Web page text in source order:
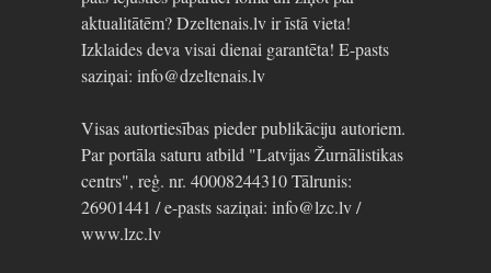
aktualitātēm? Dzeltenais.lv ir īstā vieta!
Izklaides deva visai dienai garantēta! E-pasts
saziņai: info@dzeltenais.lv
Visas autortiesības pieder publikāciju autoriem.
Par portāla saturu atbild "Latvijas Žurnālistikas
centrs", reģ. nr. 40008244310 Tālrunis:
26901441 / e-pasts saziņai: info@lzc.lv /
www.lzc.lv